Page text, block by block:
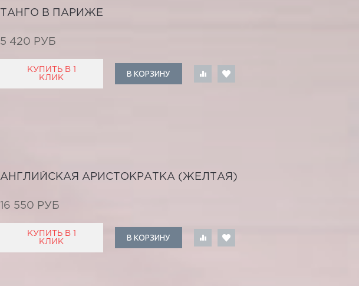
ТАНГО В ПАРИЖЕ
5 420 РУБ
КУПИТЬ В 1
КЛИК
В КОРЗИНУ
АНГЛИЙСКАЯ АРИСТОКРАТКА (ЖЕЛТАЯ)
16 550 РУБ
КУПИТЬ В 1
КЛИК
В КОРЗИНУ